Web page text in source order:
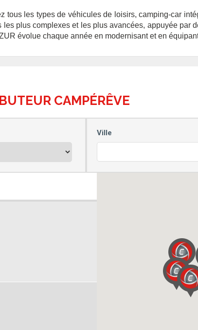
tous les types de véhicules de loisirs, camping-car
plus complexes et les plus avancées, appuyée
évolue chaque année en modernisant et en
CAMPÉRÊVE
Ville